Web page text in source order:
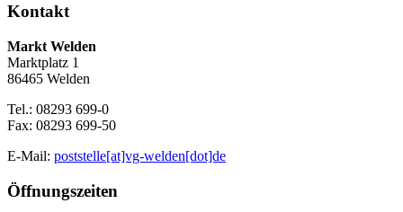
Kontakt
Markt Welden
Marktplatz 1
86465 Welden
Tel.: 08293 699-0
Fax: 08293 699-50
E-Mail: poststelle[at]vg-welden[dot]de
Öffnungszeiten